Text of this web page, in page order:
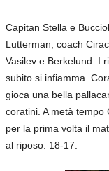
Capitan Stella e
Lutterman, coach
Vasilev e Berkelund. I
subito si infiamma.
gioca una bella
coratini. A metà
per la prima volta il
al riposo: 18-17.